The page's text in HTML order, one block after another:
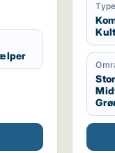
Type